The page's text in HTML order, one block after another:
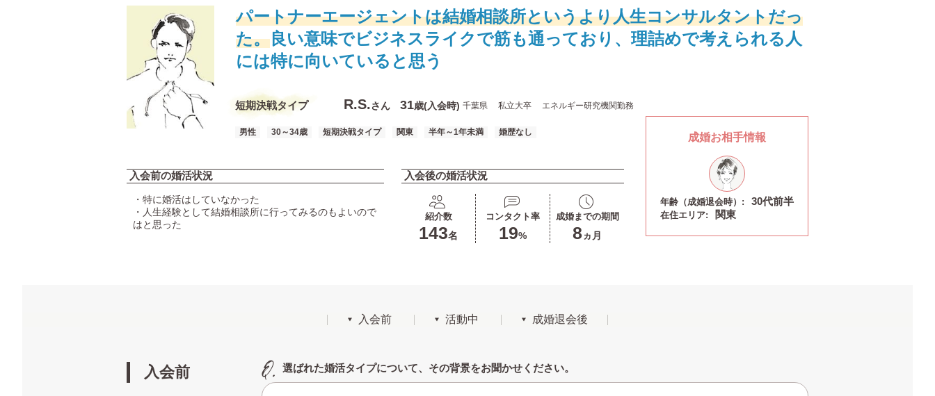
パートナーエージェントは結婚相談所というより人生コンサルタントだっ
た。良い意味でビジネスライクで筋も通っており、理詰めで考えられる人
には特に向いていると思う
短期決戦タイプ R.S.さん 31歳(入会時) 千葉県 私立大卒 エネルギー研究機関勤務
男性 30～34歳 短期決戦タイプ 関東 半年～1年未満 婚歴なし
入会前の婚活状況
・特に婚活はしていなかった
・人生経験として結婚相談所に行ってみるのもよいので
はと思った
入会後の婚活状況
紹介数
143名
コンタクト率
19%
成婚までの期間
8 ヵ月
成婚お相手情報
年齢（成婚退会時）: 30代前半
在住エリア: 関東
入会前 活動中 成婚退会後
入会前 選ばれた婚活タイプについて、その背景をお聞かせください。